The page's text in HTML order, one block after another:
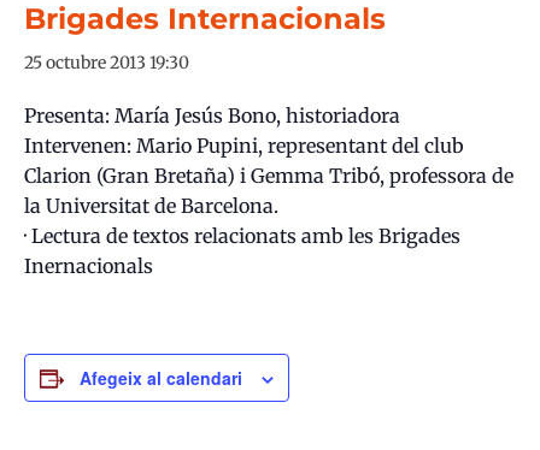
Brigades Internacionals
25 octubre 2013 19:30
Presenta: María Jesús Bono, historiadora
Intervenen: Mario Pupini, representant del club
Clarion (Gran Bretaña) i Gemma Tribó, professora de
la Universitat de Barcelona.
· Lectura de textos relacionats amb les Brigades
Inernacionals
Afegeix al calendari